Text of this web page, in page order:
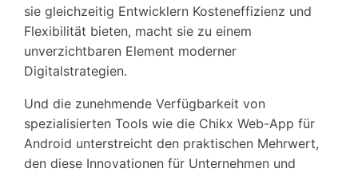
sie gleichzeitig Entwicklern Kosteneffizienz und
Flexibilität bieten, macht sie zu einem
unverzichtbaren Element moderner
Digitalstrategien.
Und die zunehmende Verfügbarkeit von
spezialisierten Tools wie die Chikx Web-App für
Android unterstreicht den praktischen Mehrwert,
den diese Innovationen für Unternehmen und